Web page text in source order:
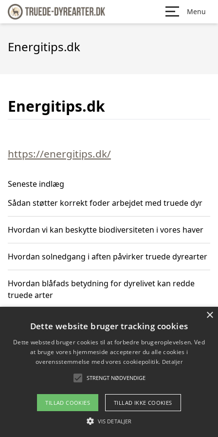
Menu
Energitips.dk
Energitips.dk
https://energitips.dk/
Seneste indlæg
Sådan støtter korrekt foder arbejdet med truede dyr
Hvordan vi kan beskytte biodiversiteten i vores haver
Hvordan solnedgang i aften påvirker truede dyrearter
Hvordan blåfads betydning for dyrelivet kan redde
truede arter
Hvordan kan gaver til unge voksne støtte bevarelsen
Copyright 2026 - Pilanto Aps
Om / kontakt
Blog Betingelser
×
Dette website bruger tracking cookies
Dette websted bruger cookies til at forbedre brugeroplevelsen. Ved
at bruge vores hjemmeside accepterer du alle cookies i
overensstemmelse med vores cookiepolitik. Detaljer
STRENGT NØDVENDIGE
TILLAD COOKIES TILLAD IKKE COOKIES
VIS DETALJER